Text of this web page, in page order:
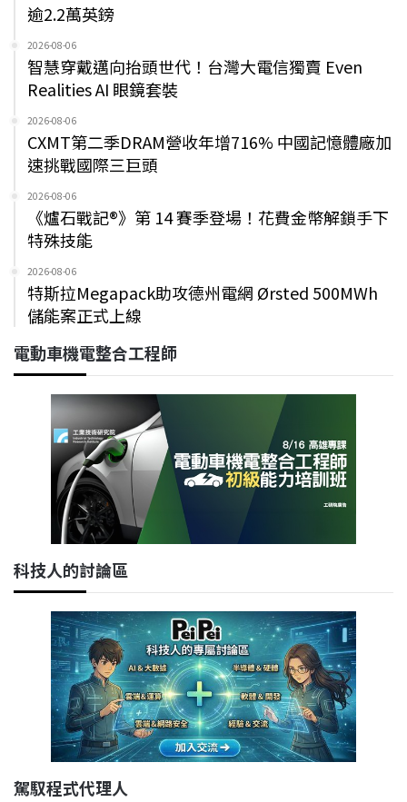
逾2.2萬英鎊
2026-08-06
智慧穿戴邁向抬頭世代！台灣大電信獨賣 Even
Realities AI 眼鏡套裝
2026-08-06
CXMT第二季DRAM營收年增716% 中國記憶體廠加
速挑戰國際三巨頭
2026-08-06
《爐石戰記®》第 14 賽季登場！花費金幣解鎖手下
特殊技能
2026-08-06
特斯拉Megapack助攻德州電網 Ørsted 500MWh
儲能案正式上線
電動車機電整合工程師
科技人的討論區
駕馭程式代理人